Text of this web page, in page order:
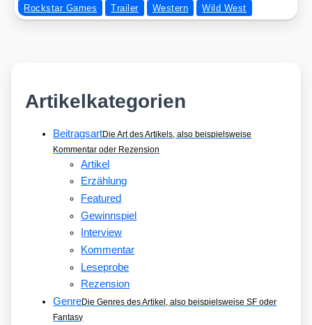
Rockstar Games
Trailer Western Wild West
Artikelkategorien
BeitragsartDie Art des Artikels, also beispielsweise
Kommentar oder Rezension
Artikel
Erzählung
Featured
Gewinnspiel
Interview
Kommentar
Leseprobe
Rezension
GenreDie Genres des Artikel, also beispielsweise SF oder
Fantasy